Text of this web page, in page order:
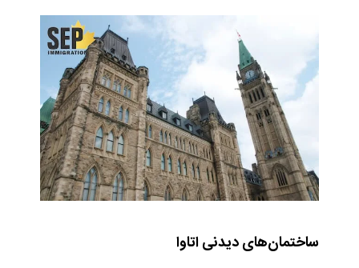
ساختمان‌های دیدنی اتاوا